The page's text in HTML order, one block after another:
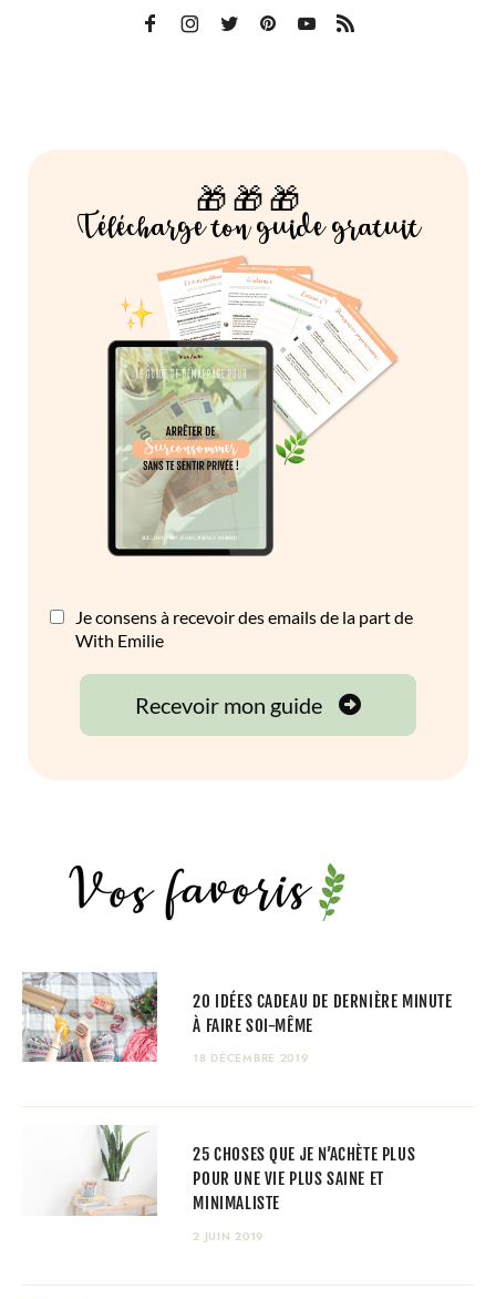
20 IDÉES CADEAU DE DERNIÈRE MINUTE
À FAIRE SOI-MÊME
18 DÉCEMBRE 2019
25 CHOSES QUE JE N’ACHÈTE PLUS
POUR UNE VIE PLUS SAINE ET
MINIMALISTE
2 JUIN 2019